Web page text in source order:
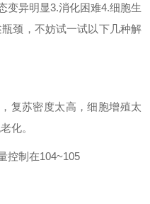
变异明显3.消化困难4.细胞生
颈，不妨试一试以下几种解
复苏密度太高，细胞增殖太
化。
控制在104~105